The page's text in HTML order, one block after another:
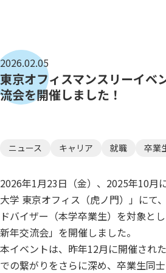
2026.02.05
東京オフィスマンスリーイベ
流会を開催しました！
ニュース キャリア 就職 卒業
2026年1月23日（金）、2025年10月
大学 東京オフィス（虎ノ門）」にて
ドバイザー（本学卒業生）を対象と
新年交流会」を開催しました。
本イベントは、昨年12月に開催され
での繋がりをさらに深め、卒業生同